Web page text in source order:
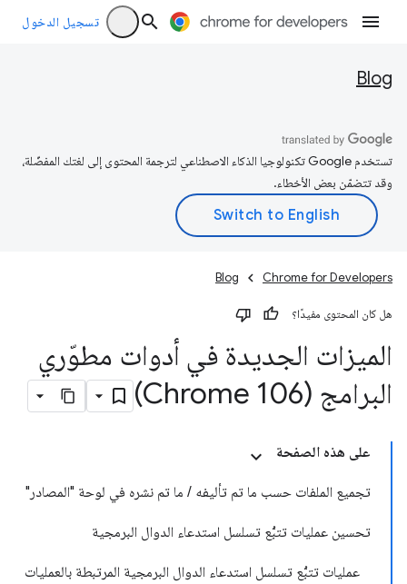
تسجيل الدخول
Blog
تستخدم Google تكنولوجيا الذكاء الاصطناعي لترجمة المحتوى إلى لغتك المفضّلة،
وقد تتضمّن بعض الأخطاء.
Chrome for Developers
Blog
هل كان المحتوى مفيدًا؟
الميزات الجديدة في أدوات مطوّري
البرامج (Chrome 106)
على هذه الصفحة
تجميع الملفات حسب ما تم تأليفه / ما تم نشره في لوحة "المصادر"
تحسين عمليات تتبُّع تسلسل استدعاء الدوال البرمجية
عمليات تتبُّع تسلسل استدعاء الدوال البرمجية المرتبطة بالعمليات